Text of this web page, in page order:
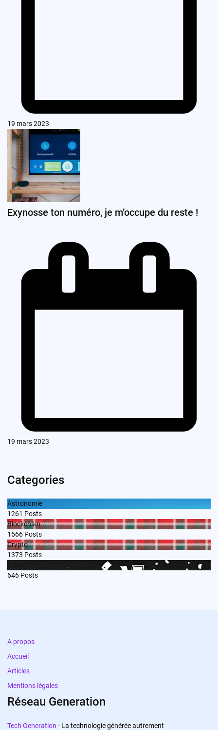
19 mars 2023
Exynosse ton numéro, je m’occupe du reste !
19 mars 2023
Categories
Astronomie
1261 Posts
Blockchain
1666 Posts
Crypto
1373 Posts
646 Posts
A propos
Accueil
Articles
Mentions légales
Réseau Generation
Tech Generation - La technologie générée autrement